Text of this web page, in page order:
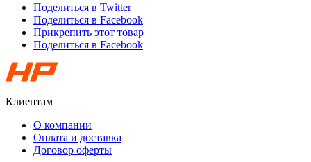
Поделиться в Twitter
Поделиться в Facebook
Прикрепить этот товар
Поделиться в Facebook
Клиентам
О компании
Оплата и доставка
Договор оферты